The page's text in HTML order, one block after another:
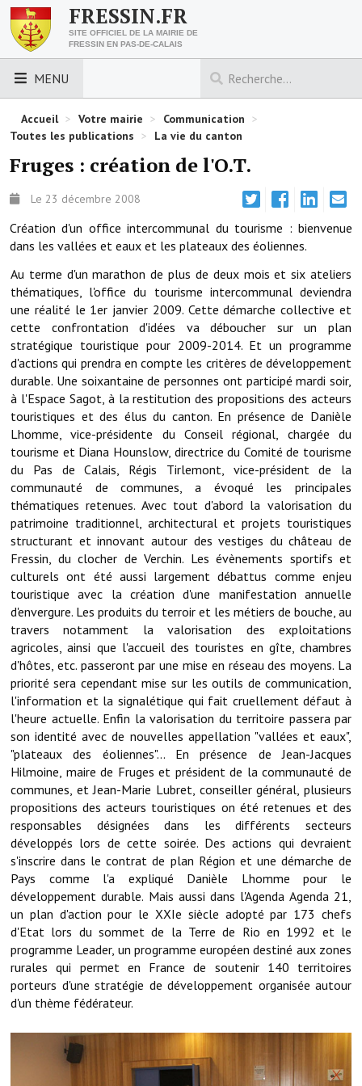
FRESSIN.FR
SITE OFFICIEL DE LA MAIRIE DE
FRESSIN EN PAS-DE-CALAIS
MENU
LES ESSENTIELS
Découvrez Fressin
Urbanisme
Nous contacter
Horaires de la mairie
Les foulées fressinoises
ACCÈS RAPIDE
Démarches administratives
Projets et travaux en cours
Fêtes et manifestations
Numéros d'urgence
Terrains et maisons à vendre
VOTRE MAIRIE
Elus et agents
L'équipe municipale
Le personnel municipal
Les moyens financiers
Note de synthèse financière
Rapport d'orientation budgétaire
Actions et projets
Projets et travaux en cours
Procès verbaux des conseils municipaux
Communication
Le bulletin municipal : Fressinfo & Le Fressinois
Toutes les publications
Le village dans l'intercommunalité
Autres groupements
Accueil > Votre mairie > Communication >
Toutes les publications > La vie du canton
Fruges : création de l'O.T.
Le 23 décembre 2008
Création d'un office intercommunal du tourisme : bienvenue
dans les vallées et eaux et les plateaux des éoliennes.
Au terme d'un marathon de plus de deux mois et six ateliers
thématiques, l'office du tourisme intercommunal deviendra
une réalité le 1er janvier 2009. Cette démarche collective et
cette confrontation d'idées va déboucher sur un plan
stratégique touristique pour 2009-2014. Et un programme
d'actions qui prendra en compte les critères de développement
durable. Une soixantaine de personnes ont participé mardi soir,
à l'Espace Sagot, à la restitution des propositions des acteurs
touristiques et des élus du canton. En présence de Danièle
Lhomme, vice-présidente du Conseil régional, chargée du
tourisme et Diana Hounslow, directrice du Comité de tourisme
du Pas de Calais, Régis Tirlemont, vice-président de la
communauté de communes, a évoqué les principales
thématiques retenues. Avec tout d'abord la valorisation du
patrimoine traditionnel, architectural et projets touristiques
structurant et innovant autour des vestiges du château de
Fressin, du clocher de Verchin. Les évènements sportifs et
culturels ont été aussi largement débattus comme enjeu
touristique avec la création d'une manifestation annuelle
d'envergure. Les produits du terroir et les métiers de bouche, au
travers notamment la valorisation des exploitations
agricoles, ainsi que l'accueil des touristes en gîte, chambres
d'hôtes, etc. passeront par une mise en réseau des moyens. La
priorité sera cependant mise sur les outils de communication,
l'information et la signalétique qui fait cruellement défaut à
l'heure actuelle. Enfin la valorisation du territoire passera par
son identité avec de nouvelles appellation "vallées et eaux",
"plateaux des éoliennes"... En présence de Jean-Jacques
Hilmoine, maire de Fruges et président de la communauté de
communes, et Jean-Marie Lubret, conseiller général, plusieurs
propositions des acteurs touristiques on été retenues et des
responsables désignées dans les différents secteurs
développés lors de cette soirée. Des actions qui devraient
s'inscrire dans le contrat de plan Région et une démarche de
Pays comme l'a expliqué Danièle Lhomme pour le
développement durable. Mais aussi dans l'Agenda Agenda 21,
un plan d'action pour le XXIe siècle adopté par 173 chefs
d'Etat lors du sommet de la Terre de Rio en 1992 et le
programme Leader, un programme européen destiné aux zones
rurales qui permet en France de soutenir 140 territoires
porteurs d'une stratégie de développement organisée autour
d'un thème fédérateur.